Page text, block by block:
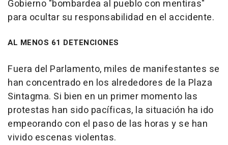
Gobierno "bombardea al pueblo con mentiras"
para ocultar su responsabilidad en el accidente.
AL MENOS 61 DETENCIONES
Fuera del Parlamento, miles de manifestantes se
han concentrado en los alrededores de la Plaza
Sintagma. Si bien en un primer momento las
protestas han sido pacíficas, la situación ha ido
empeorando con el paso de las horas y se han
vivido escenas violentas.